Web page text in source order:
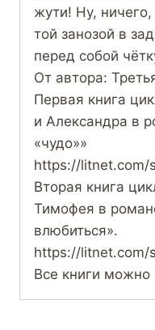
жути! Ну,
той занозой в
перед собой
От автора:
Первая книга
и Александра в
«чудо»»
https://litnet.com/
Вторая книга
Тимофея в
влюбиться».
https://litnet.com/
Все книги можно